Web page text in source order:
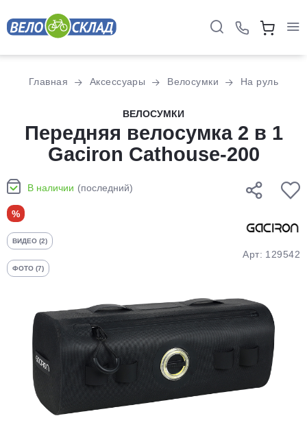
Главная Аксессуары Велосумки На руль
ВЕЛОСУМКИ
Передняя велосумка 2 в 1
Gaciron Cathouse-200
В наличии (последний)
%
ВИДЕО (2)
ФОТО (7)
Арт: 129542
оплатуна части
без переплат
График платежей
25%
Добавляйте товары
в корзину
Оплачивайте сегодня только
% картой любого банка